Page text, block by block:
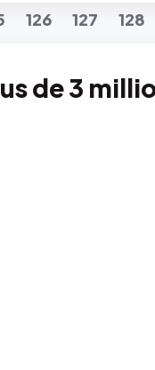
126 127 128
de 3